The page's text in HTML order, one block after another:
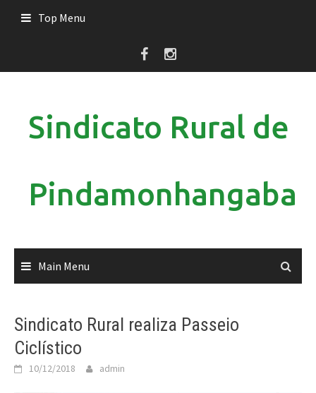
Top Menu
Sindicato Rural de
Pindamonhangaba
Main Menu
Sindicato Rural realiza Passeio
Ciclístico
10/12/2018 admin